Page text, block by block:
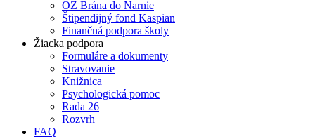
OZ Brána do Narnie
Štipendijný fond Kaspian
Finančná podpora školy
Žiacka podpora
Formuláre a dokumenty
Stravovanie
Knižnica
Psychologická pomoc
Rada 26
Rozvrh
FAQ